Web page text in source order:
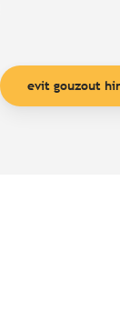
evit gouzout